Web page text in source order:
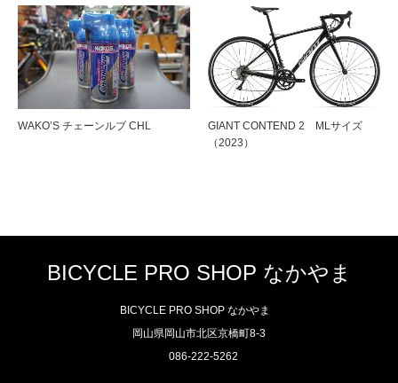
WAKO’S チェーンルブ CHL
GIANT CONTEND 2 MLサイズ
（2023）
BICYCLE PRO SHOP なかやま
BICYCLE PRO SHOP なかやま
岡山県岡山市北区京橋町8-3
086-222-5262